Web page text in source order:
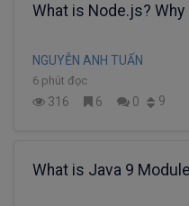
What is Node.js?
NGUYỄN ANH TUẤN
6 phút đọc
316 6 0 9
What is Java 9